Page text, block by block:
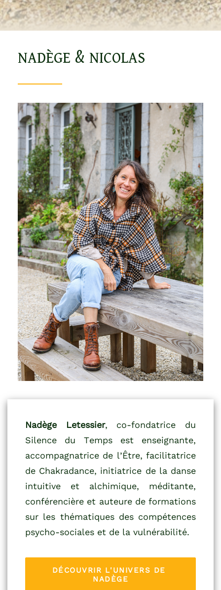
NADÈGE & NICOLAS
© Stéphane Clément / YaPasPhoto
Nadège Letessier, co-fondatrice du
Silence du Temps est enseignante,
accompagnatrice de l’Être, facilitatrice
de Chakradance, initiatrice de la danse
intuitive et alchimique, méditante,
conférencière et auteure de formations
sur les thématiques des compétences
psycho-sociales et de la vulnérabilité.
DÉCOUVRIR L'UNIVERS DE
NADÈGE